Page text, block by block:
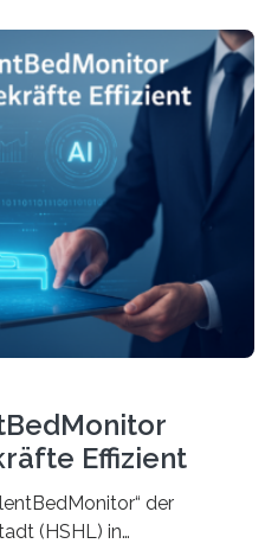
Effizient
der
(HSHL) in